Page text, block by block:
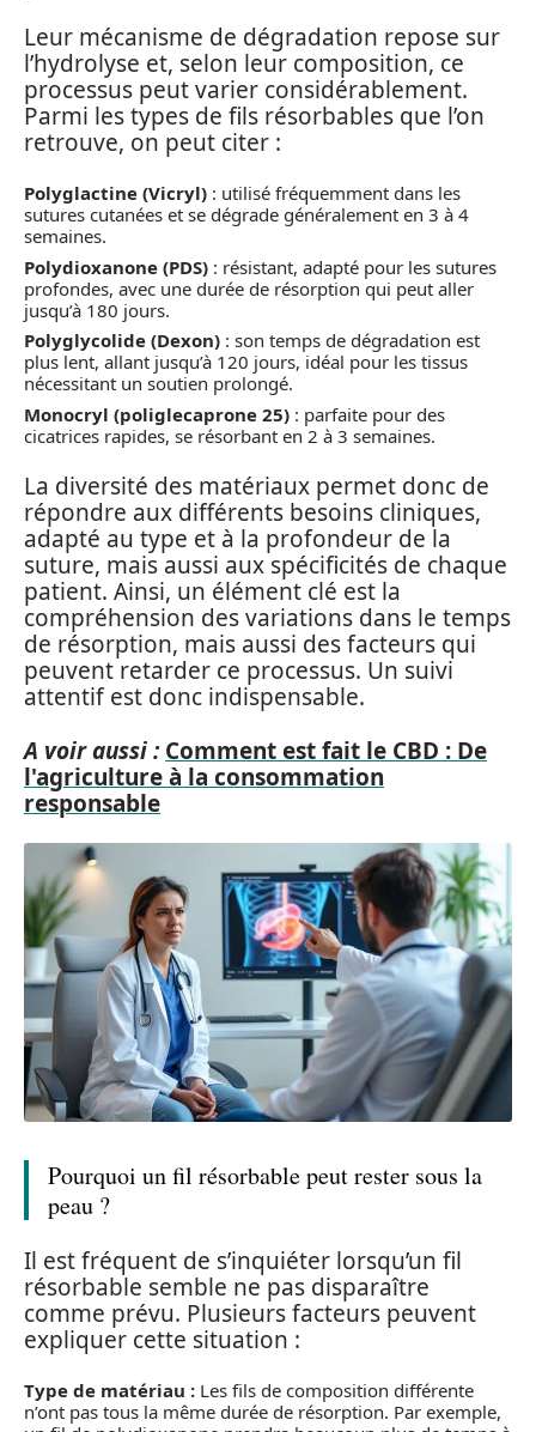
Leur mécanisme de dégradation repose sur
l’hydrolyse et, selon leur composition, ce
processus peut varier considérablement.
Parmi les types de fils résorbables que l’on
retrouve, on peut citer :
Polyglactine (Vicryl) : utilisé fréquemment dans les
sutures cutanées et se dégrade généralement en 3 à 4
semaines.
Polydioxanone (PDS) : résistant, adapté pour les sutures
profondes, avec une durée de résorption qui peut aller
jusqu’à 180 jours.
Polyglycolide (Dexon) : son temps de dégradation est
plus lent, allant jusqu’à 120 jours, idéal pour les tissus
nécessitant un soutien prolongé.
Monocryl (poliglecaprone 25) : parfaite pour des
cicatrices rapides, se résorbant en 2 à 3 semaines.
La diversité des matériaux permet donc de
répondre aux différents besoins cliniques,
adapté au type et à la profondeur de la
suture, mais aussi aux spécificités de chaque
patient. Ainsi, un élément clé est la
compréhension des variations dans le temps
de résorption, mais aussi des facteurs qui
peuvent retarder ce processus. Un suivi
attentif est donc indispensable.
A voir aussi : Comment est fait le CBD : De
l'agriculture à la consommation
responsable
Pourquoi un fil résorbable peut rester sous la
peau ?
Il est fréquent de s’inquiéter lorsqu’un fil
résorbable semble ne pas disparaître
comme prévu. Plusieurs facteurs peuvent
expliquer cette situation :
Type de matériau : Les fils de composition différente
n’ont pas tous la même durée de résorption. Par exemple,